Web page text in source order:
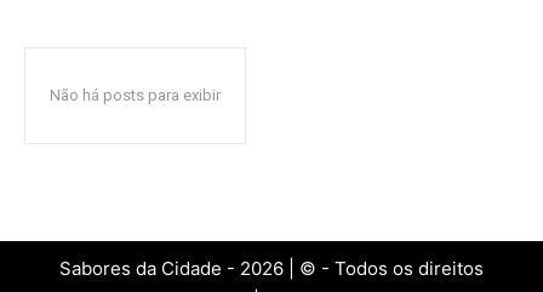
Não há posts para exibir
Sabores da Cidade - 2026 | © - Todos os direitos